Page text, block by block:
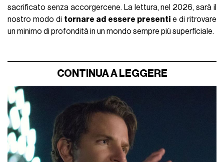
sacrificato senza accorgercene. La lettura, nel 2026, sarà il
nostro modo di tornare ad essere presentie di ritrovare
un minimo di profondità in un mondo sempre più superficiale.
CONTINUA A LEGGERE